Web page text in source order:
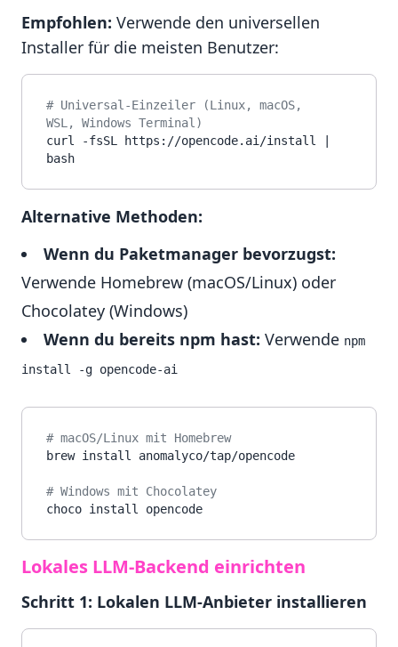
Empfohlen: Verwende den universellen
Installer für die meisten Benutzer:
# Universal-Einzeiler (Linux, macOS,
WSL, Windows Terminal)
curl -fsSL https://opencode.ai/install |
Alternative Methoden:
Wenn du Paketmanager bevorzugst:
Verwende Homebrew (macOS/Linux) oder
Chocolatey (Windows)
Wenn du bereits npm hast: Verwende npm
install -g opencode-ai
# macOS/Linux mit Homebrew
brew install anomalyco/tap/opencode
# Windows mit Chocolatey
Lokales LLM-Backend einrichten
Schritt 1: Lokalen LLM-Anbieter installieren